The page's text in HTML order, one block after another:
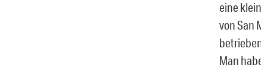
eine
von San
Man